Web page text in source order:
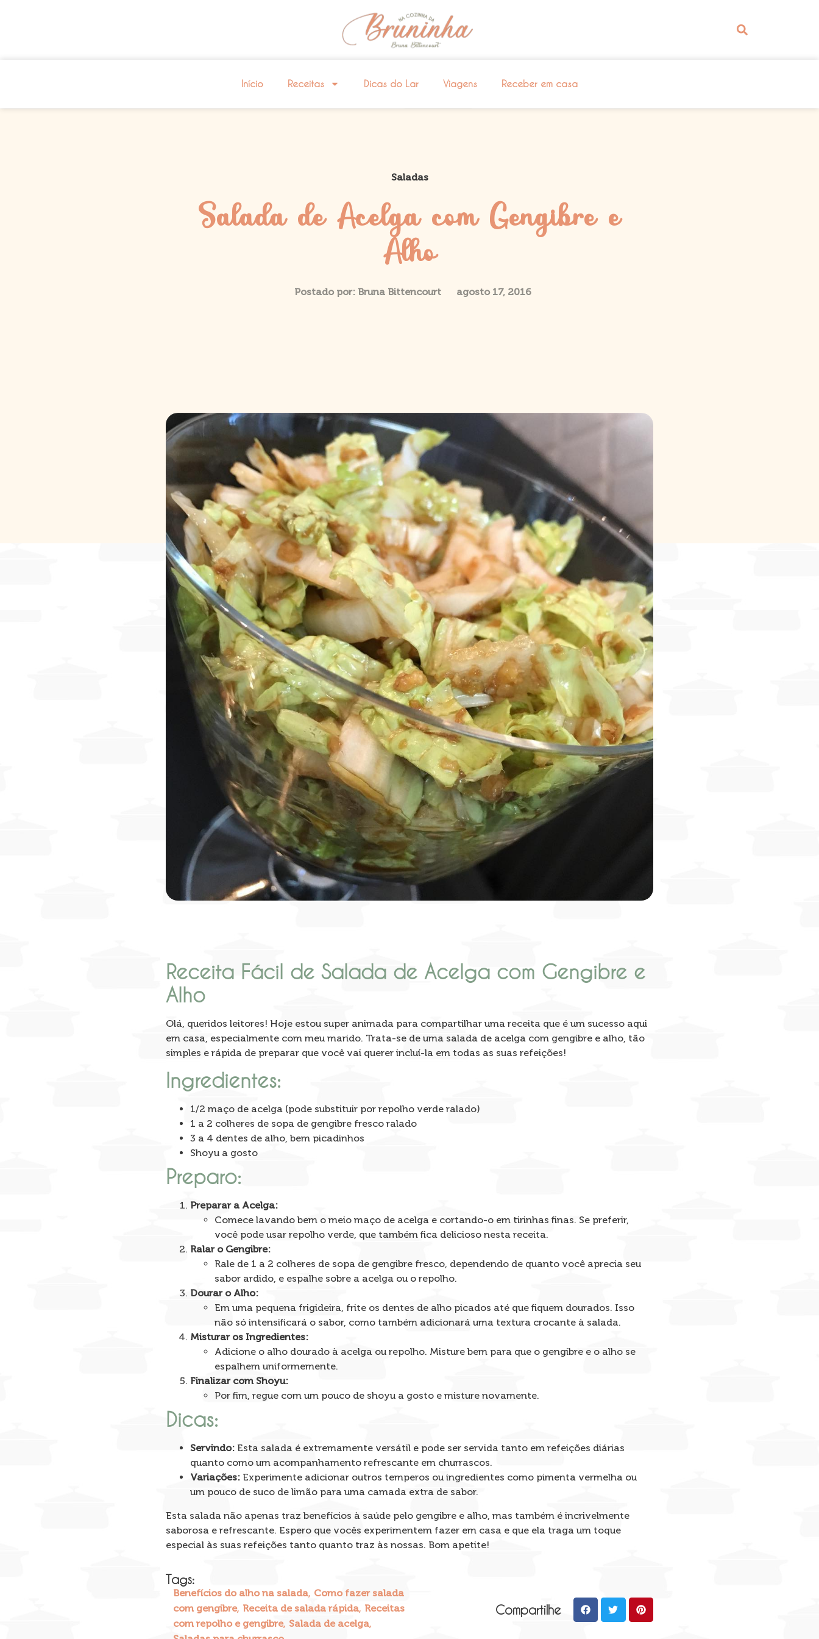
Início Receitas Dicas do Lar Viagens Receber em casa
Saladas
Salada de Acelga com Gengibre e
Alho
Postado por:Bruna Bittencourt agosto 17, 2016
Receita Fácil de Salada de Acelga com Gengibre e
Alho
Olá, queridos leitores! Hoje estou super animada para compartilhar uma receita que é um sucesso aqui
em casa, especialmente com meu marido. Trata-se de uma salada de acelga com gengibre e alho, tão
simples e rápida de preparar que você vai querer incluí-la em todas as suas refeições!
Ingredientes:
1/2 maço de acelga (pode substituir por repolho verde ralado)
1 a 2 colheres de sopa de gengibre fresco ralado
3 a 4 dentes de alho, bem picadinhos
Shoyu a gosto
Preparo:
Preparar a Acelga:
Comece lavando bem o meio maço de acelga e cortando-o em tirinhas finas. Se preferir,
você pode usar repolho verde, que também fica delicioso nesta receita.
Ralar o Gengibre:
Rale de 1 a 2 colheres de sopa de gengibre fresco, dependendo de quanto você aprecia seu
sabor ardido, e espalhe sobre a acelga ou o repolho.
Dourar o Alho:
Em uma pequena frigideira, frite os dentes de alho picados até que fiquem dourados. Isso
não só intensificará o sabor, como também adicionará uma textura crocante à salada.
Misturar os Ingredientes:
Adicione o alho dourado à acelga ou repolho. Misture bem para que o gengibre e o alho se
espalhem uniformemente.
Finalizar com Shoyu:
Por fim, regue com um pouco de shoyu a gosto e misture novamente.
Dicas:
Servindo: Esta salada é extremamente versátil e pode ser servida tanto em refeições diárias
quanto como um acompanhamento refrescante em churrascos.
Variações: Experimente adicionar outros temperos ou ingredientes como pimenta vermelha ou
um pouco de suco de limão para uma camada extra de sabor.
Esta salada não apenas traz benefícios à saúde pelo gengibre e alho, mas também é incrivelmente
saborosa e refrescante. Espero que vocês experimentem fazer em casa e que ela traga um toque
especial às suas refeições tanto quanto traz às nossas. Bom apetite!
Tags:
Benefícios do alho na salada, Como fazer salada
com gengibre, Receita de salada rápida, Receitas
com repolho e gengibre, Salada de acelga,
Compartilhe